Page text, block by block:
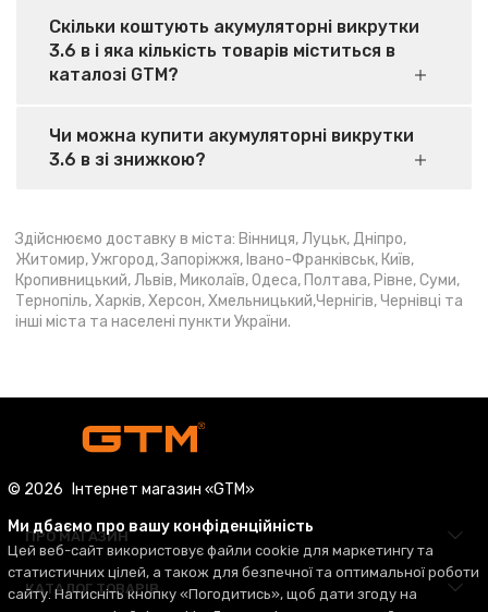
Скільки коштують акумуляторні викрутки
3.6 в і яка кількість товарів міститься в
каталозі GTM?
Чи можна купити акумуляторні викрутки
3.6 в зі знижкою?
Здійснюємо доставку в міста: Вінниця, Луцьк, Дніпро,
Житомир, Ужгород, Запоріжжя, Івано-Франківськ, Київ,
Кропивницький, Львів, Миколаїв, Одеса, Полтава, Рівне, Суми,
Тернопіль, Харків, Херсон, Хмельницький,Чернігів, Чернівці та
інші міста та населені пункти України.
© 2026 Інтернет магазин «GTM»
ПРО МАГАЗИН
КАТАЛОГ ТОВАРІВ
Ми дбаємо про вашу конфіденційність
Цей веб-сайт використовує файли cookie для маркетингу та
статистичних цілей, а також для безпечної та оптимальної роботи
сайту. Натисніть кнопку «Погодитись», щоб дати згоду на